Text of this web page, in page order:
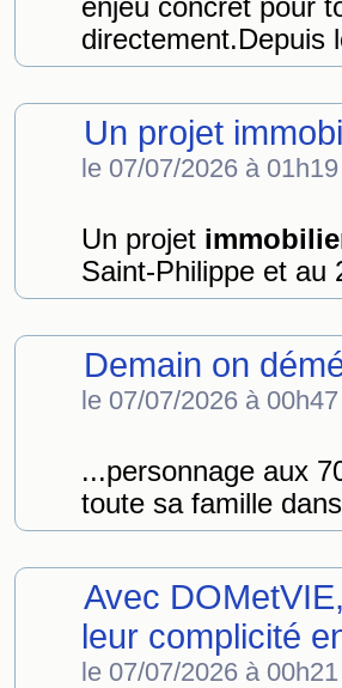
enjeu concret pour
directement.Depuis
Un projet
le 07/07/2026 à 01h19
Un projet
Saint-Philippe et au
Demain on
le 07/07/2026 à 00h47
...personnage aux
toute sa famille
Avec
leur complicité
le 07/07/2026 à 00h21